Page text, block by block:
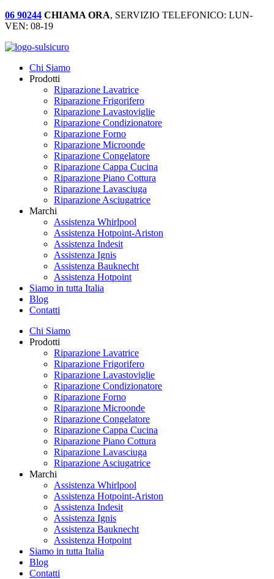
06 90244 CHIAMA ORA, SERVIZIO TELEFONICO: LUN-
VEN: 08-19
Chi Siamo
Prodotti
Riparazione Lavatrice
Riparazione Frigorifero
Riparazione Lavastoviglie
Riparazione Condizionatore
Riparazione Forno
Riparazione Microonde
Riparazione Congelatore
Riparazione Cappa Cucina
Riparazione Piano Cottura
Riparazione Lavasciuga
Riparazione Asciugatrice
Marchi
Assistenza Whirlpool
Assistenza Hotpoint-Ariston
Assistenza Indesit
Assistenza Ignis
Assistenza Bauknecht
Assistenza Hotpoint
Siamo in tutta Italia
Blog
Contatti
Chi Siamo
Prodotti
Riparazione Lavatrice
Riparazione Frigorifero
Riparazione Lavastoviglie
Riparazione Condizionatore
Riparazione Forno
Riparazione Microonde
Riparazione Congelatore
Riparazione Cappa Cucina
Riparazione Piano Cottura
Riparazione Lavasciuga
Riparazione Asciugatrice
Marchi
Assistenza Whirlpool
Assistenza Hotpoint-Ariston
Assistenza Indesit
Assistenza Ignis
Assistenza Bauknecht
Assistenza Hotpoint
Siamo in tutta Italia
Blog
Contatti